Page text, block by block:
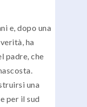
e, dopo una
ha
padre, che
una
per il sud